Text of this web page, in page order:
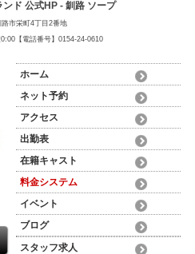
ド 公式HP - 釧路 ソープ
路市栄町4丁目2番地
0:00【電話番号】0154-24-0610
ホーム
ネット予約
アクセス
出勤表
在籍キャスト
料金システム
イベント
ブログ
スタッフ求人